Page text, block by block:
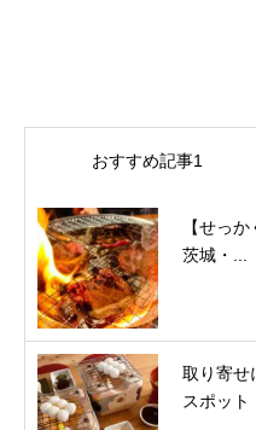
おすすめ記事1
【せっ
茨城・...
取り寄せ
スポット